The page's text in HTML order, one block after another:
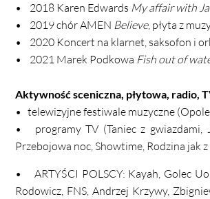
• 2018 Karen Edwards My affair with
• 2019 chór AMEN Believe, płyta z
• 2020 Koncert na klarnet, saksofon i
• 2021 Marek Podkowa Fish out of
Aktywność sceniczna, płytowa, radio,
• telewizyjne festiwale muzyczne
• programy TV (Taniec z gwiazdami,
Przebojowa noc, Showtime, Rodzina jak
• ARTYŚCI POLSCY: Kayah, Golec
Rodowicz, FNS, Andrzej Krzywy,